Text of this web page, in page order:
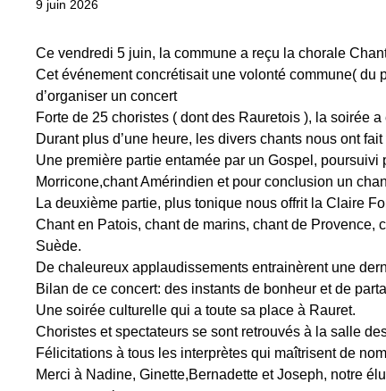
9 juin 2026
Ce vendredi 5 juin, la commune a reçu la chorale
Cet événement concrétisait une volonté commune(
d’organiser un concert
Forte de 25 choristes ( dont des Rauretois ), la soirée
Durant plus d’une heure, les divers chants nous ont
Une première partie entamée par un Gospel,
Morricone,chant Amérindien et pour conclusion un
La deuxième partie, plus tonique nous offrit la Claire
Chant en Patois, chant de marins, chant de Provence,
Suède.
De chaleureux applaudissements entrainèrent une
Bilan de ce concert: des instants de bonheur et de
Une soirée culturelle qui a toute sa place à Rauret.
Choristes et spectateurs se sont retrouvés à la salle
Félicitations à tous les interprètes qui maîtrisent de
Merci à Nadine, Ginette,Bernadette et Joseph, notre